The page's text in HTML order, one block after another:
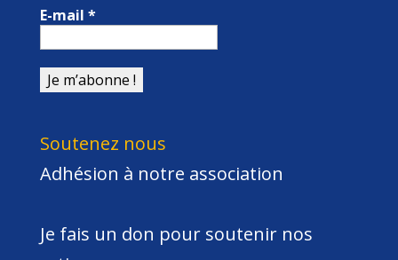
E-mail *
Soutenez nous
Adhésion à notre association
Je fais un don pour soutenir nos